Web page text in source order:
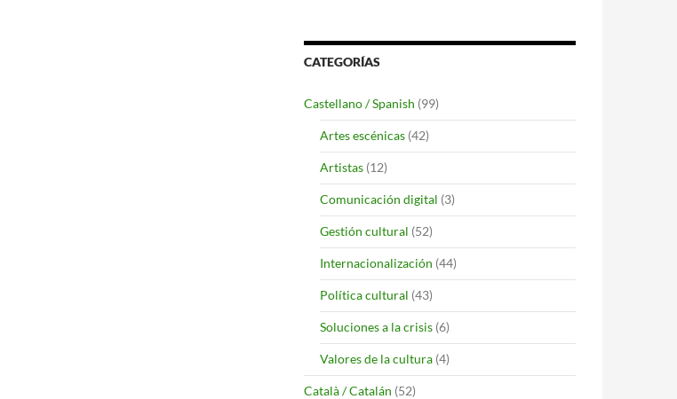
CATEGORÍAS
Castellano / Spanish (99)
Artes escénicas (42)
Artistas (12)
Comunicación digital (3)
Gestión cultural (52)
Internacionalización (44)
Política cultural (43)
Soluciones a la crisis (6)
Valores de la cultura (4)
Català / Catalán (52)